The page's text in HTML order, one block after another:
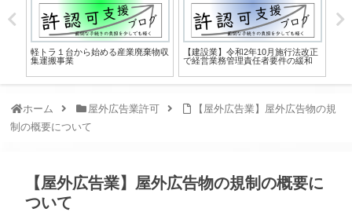
軽トラ１台から始める産業廃棄物収
集運搬事業
【建設業】令和2年10月施行法改正
で経営業務管理責任者要件の緩和
ホーム 屋外広告業許可
【屋外広告業】屋外広告物の規
制の概要について
【屋外広告業】屋外広告物の規制の概要に
ついて